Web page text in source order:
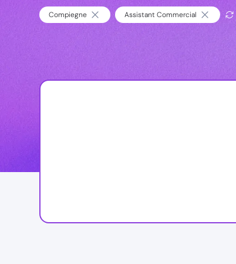
Compiegne Assistant Commercial